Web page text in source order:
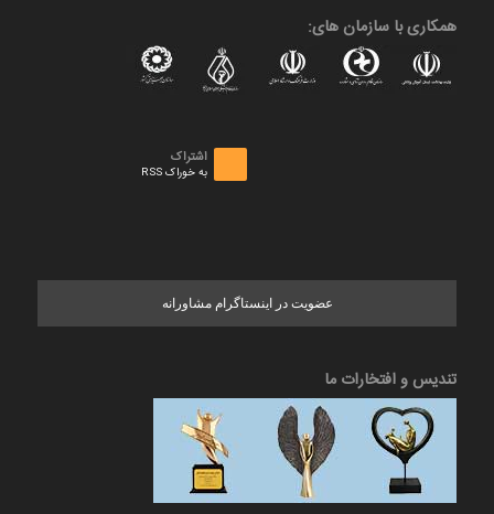
همکاری با سازمان های:
اشتراک
به خوراک RSS
عضویت در اینستاگرام مشاورانه
تندیس و افتخارات ما